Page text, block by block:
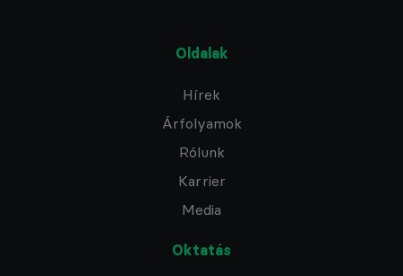
Oldalak
Hírek
Árfolyamok
Rólunk
Karrier
Media
Oktatás